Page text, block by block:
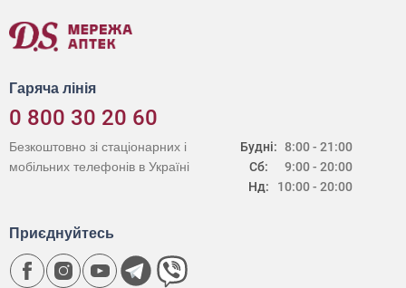
Гаряча лінія
0 800 30 20 60
Будні:
Сб:
Нд:
8:00 - 21:00
9:00 - 20:00
10:00 - 20:00
Безкоштовно зі стаціонарних і
мобільних телефонів в Україні
Приєднуйтесь